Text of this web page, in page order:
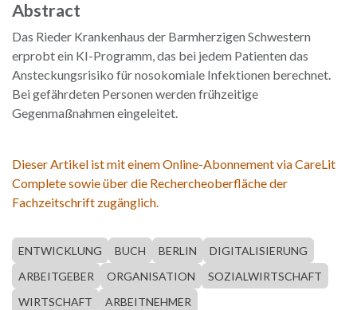
Abstract
Das Rieder Krankenhaus der Barmherzigen Schwestern
erprobt ein KI-Programm, das bei jedem Patienten das
Ansteckungsrisiko für nosokomiale Infektionen berechnet.
Bei gefährdeten Personen werden frühzeitige
Gegenmaßnahmen eingeleitet.
Dieser Artikel ist mit einem Online-Abonnement via CareLit
Complete sowie über die Rechercheoberfläche der
Fachzeitschrift zugänglich.
ENTWICKLUNG BUCH BERLIN
DIGITALISIERUNG
ARBEITGEBER
ORGANISATION
SOZIALWIRTSCHAFT
WIRTSCHAFT
ARBEITNEHMER